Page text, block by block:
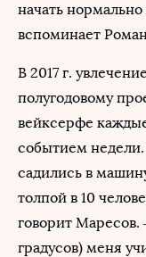
начать
вспоминает
В 2017 г.
полугодовому
вейксерфе
событием недели.
садились в
толпой в 10
говорит Маресов.
градусов) меня